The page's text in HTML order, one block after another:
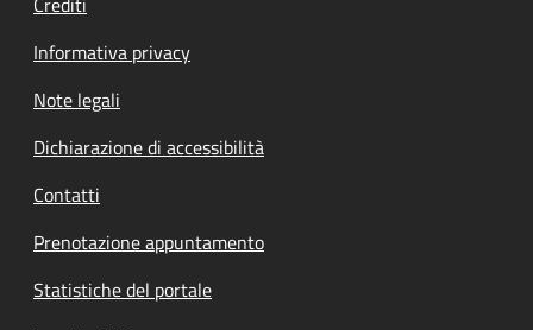
Informativa privacy
Note legali
Dichiarazione di accessibilità
Contatti
Prenotazione appuntamento
Statistiche del portale